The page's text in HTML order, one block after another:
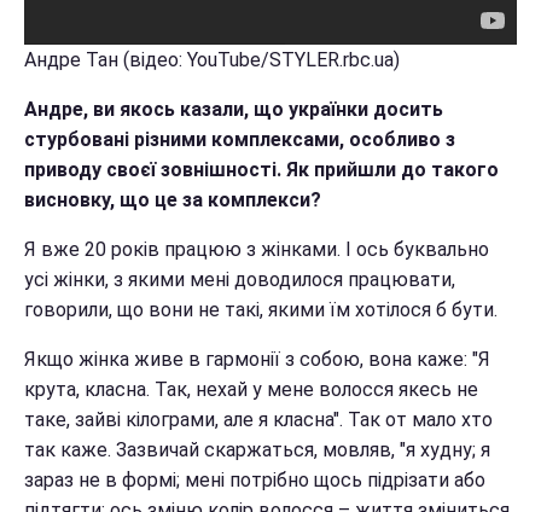
Андре Тан (відео: YouTube/STYLER.rbc.ua)
Андре, ви якось казали, що українки досить
стурбовані різними комплексами, особливо з
приводу своєї зовнішності. Як прийшли до такого
висновку, що це за комплекси?
Я вже 20 років працюю з жінками. І ось буквально
усі жінки, з якими мені доводилося працювати,
говорили, що вони не такі, якими їм хотілося б бути.
Якщо жінка живе в гармонії з собою, вона каже: "Я
крута, класна. Так, нехай у мене волосся якесь не
таке, зайві кілограми, але я класна". Так от мало хто
так каже. Зазвичай скаржаться, мовляв, "я худну; я
зараз не в формі; мені потрібно щось підрізати або